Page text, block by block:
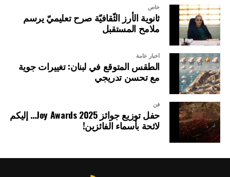
خاص
ثانوية الأرز الثّقافيّة صرح تعليميّ يرسم
ملامح المستقبل
أخبار عامة
الطقس المتوقع في لبنان: تغييرات جوية
مع تحسن تدريجي
فن
حفل توزيع جوائز Joy Awards 2025… إليكم
لائحة بأسماء الفائزين!